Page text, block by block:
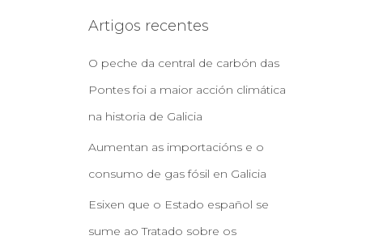
Artigos recentes
O peche da central de carbón das
Pontes foi a maior acción climática
na historia de Galicia
Aumentan as importacións e o
consumo de gas fósil en Galicia
Esixen que o Estado español se
sume ao Tratado sobre os